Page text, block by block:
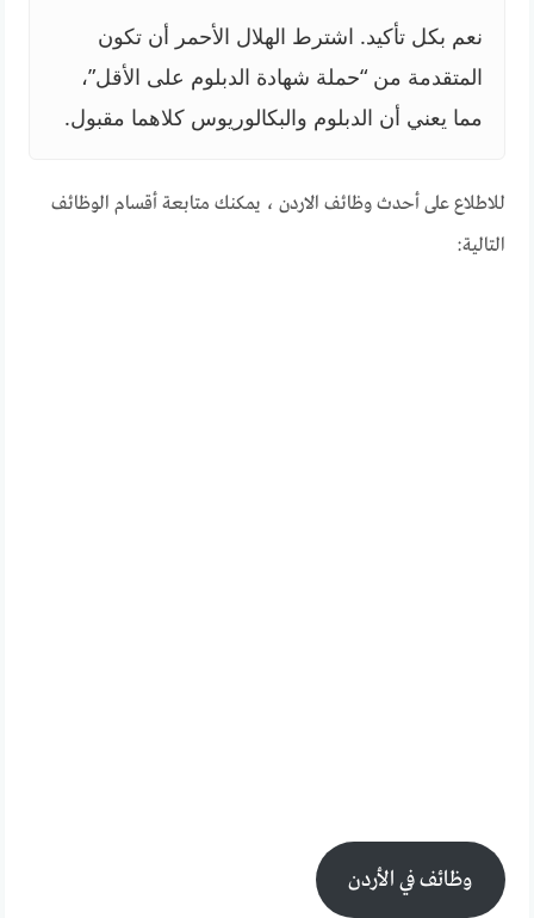
نعم بكل تأكيد. اشترط الهلال الأحمر أن تكون
المتقدمة من “حملة شهادة الدبلوم على الأقل”،
مما يعني أن الدبلوم والبكالوريوس كلاهما مقبول.
للاطلاع على أحدث وظائف الاردن ، يمكنك متابعة أقسام الوظائف
التالية:
وظائف في الأردن